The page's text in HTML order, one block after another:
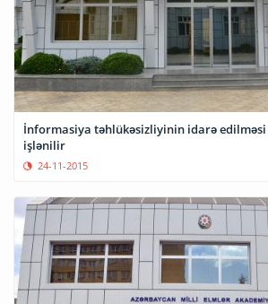
İnformasiya təhlükəsizliyinin idarə
işlənilir
24-11-2015